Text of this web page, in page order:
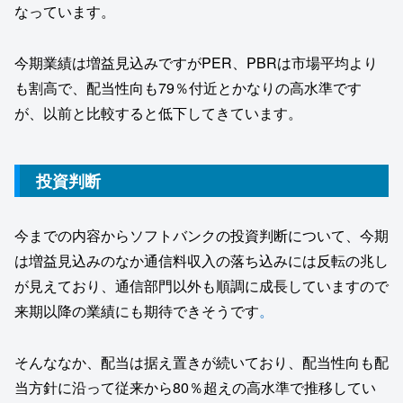
なっています。
今期業績は増益見込みですがPER、PBRは市場平均より
も割高で、配当性向も79％付近とかなりの高水準です
が、以前と比較すると低下してきています。
投資判断
今までの内容からソフトバンクの投資判断について、今期
は増益見込みのなか通信料収入の落ち込みには反転の兆し
が見えており、通信部門以外も順調に成長していますので
来期以降の業績にも期待できそうです。
そんななか、配当は据え置きが続いており、配当性向も配
当方針に沿って従来から80％超えの高水準で推移してい